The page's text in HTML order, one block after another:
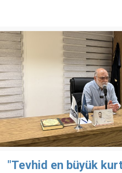
"Tevhid en büyük